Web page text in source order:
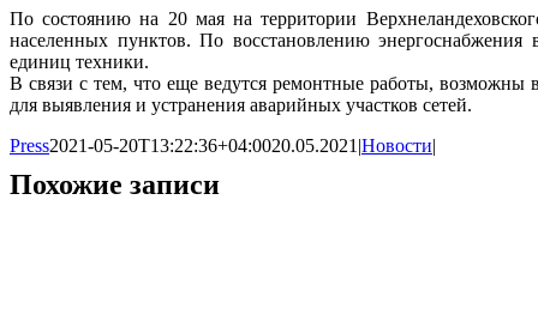
По состоянию на 20 мая на территории
населенных пунктов. По восстановлению
единиц техники.
В связи с тем, что еще ведутся ремонтные работы, возможны
для выявления и устранения аварийных участков сетей.
Press2021-05-20T13:22:36+04:0020.05.2021 |Новости|
Похожие записи